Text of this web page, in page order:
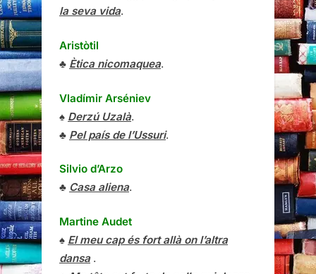
la seva vida.
Aristòtil
♣ Ètica nicomaquea.
Vladímir Arséniev
♠ Derzú Uzalà.
♣ Pel país de l’Ussuri.
Silvio d’Arzo
♣ Casa aliena.
Martine Audet
♠ El meu cap és fort allà on l’altra
dansa.